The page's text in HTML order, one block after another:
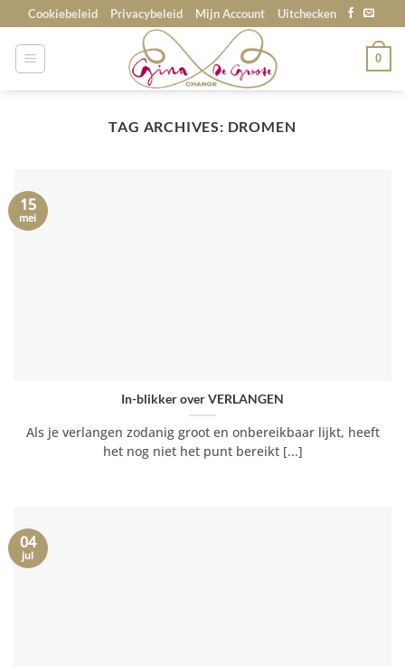
to
content
Cookiebeleid Privacybeleid Mijn Account Uitchecken
0
TAG ARCHIVES: DROMEN
In-blikker over VERLANGEN
Als je verlangen zodanig groot en onbereikbaar lijkt, heeft
het nog niet het punt bereikt [...]
15
mei
04
jul